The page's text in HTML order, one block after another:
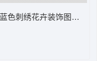
蓝色刺绣花卉装饰图案 牛